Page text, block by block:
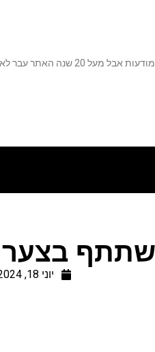
שדרוג מערכות על מנת שכל
בצער
יוני 18, 2024